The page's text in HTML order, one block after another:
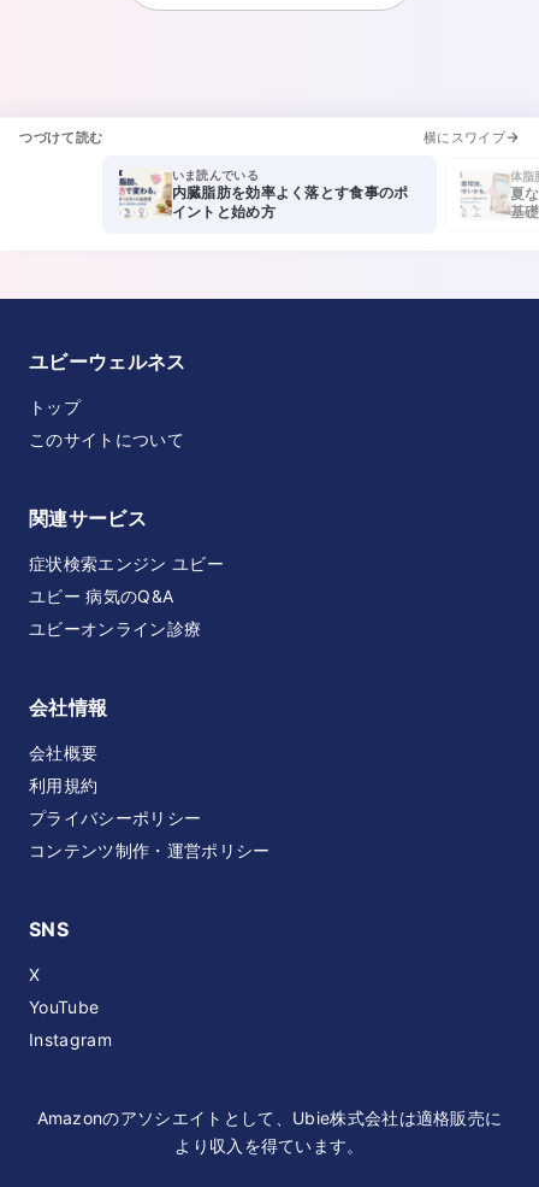
つづけて読む 横にスワイプ
いま読んでいる
内臓脂肪を効率よく落とす食事のポ
イントと始め方
体脂
夏
基
ユビーウェルネス
トップ
このサイトについて
関連サービス
症状検索エンジン ユビー
ユビー 病気のQ&A
ユビーオンライン診療
会社情報
会社概要
利用規約
プライバシーポリシー
コンテンツ制作・運営ポリシー
SNS
X
YouTube
Instagram
Amazonのアソシエイトとして、Ubie株式会社は適格販売に
より収入を得ています。